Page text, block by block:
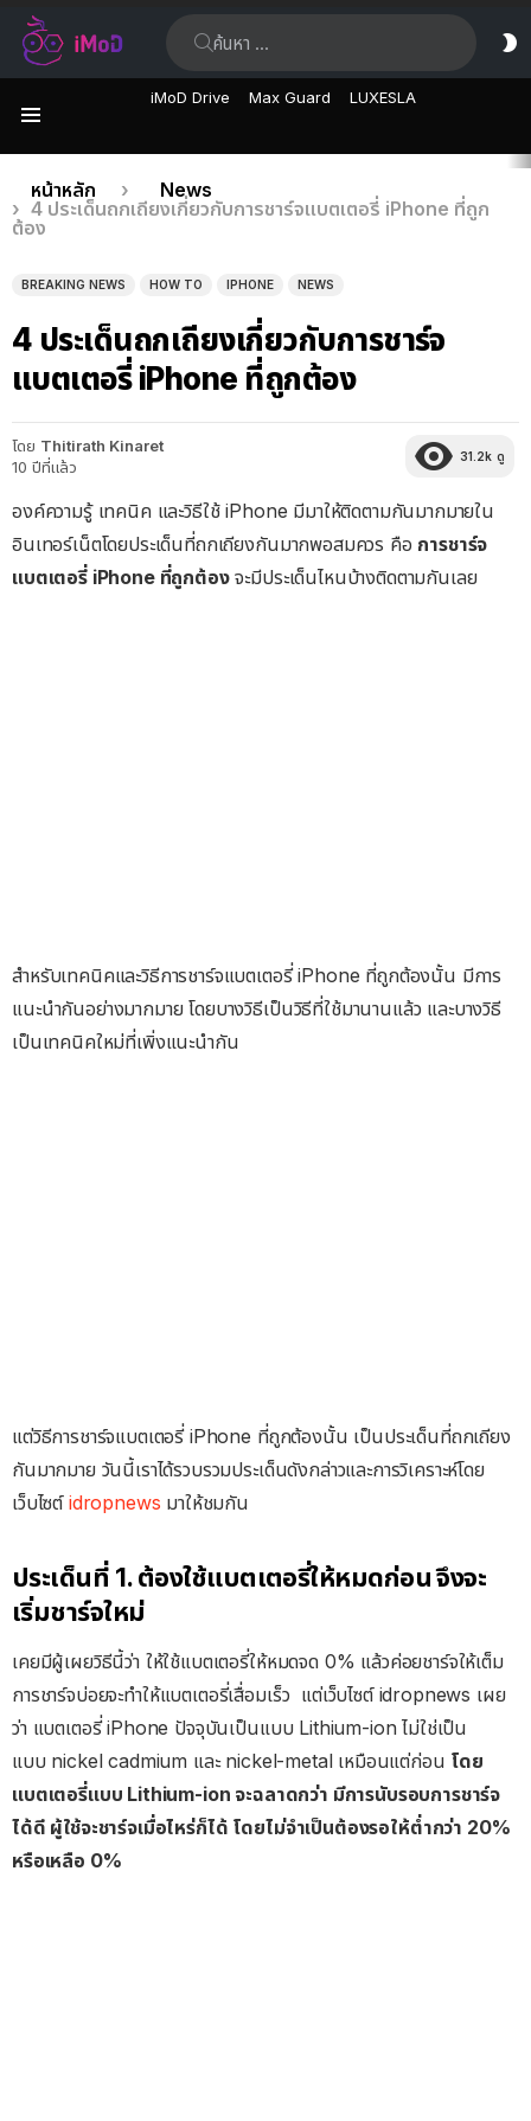
iMoD Drive Max Guard LUXESLA
เรื่อง
ล่าสุด
คุณอยู่ที่นี่:
หน้าหลัก
News
4 ประเด็นถกเถียงเกี่ยวกับการชาร์จแบตเตอรี่ iPhone ที่ถูก
ต้อง
BREAKING NEWS HOW TO IPHONE NEWS
4 ประเด็นถกเถียงเกี่ยวกับการชาร์จ
แบตเตอรี่ iPhone ที่ถูกต้อง
โดย Thitirath Kinaret
10 ปีที่แล้ว
31.2k ดู
องค์ความรู้ เทคนิค และวิธีใช้ iPhone มีมาให้ติดตามกันมากมายใน
อินเทอร์เน็ตโดยประเด็นที่ถกเถียงกันมากพอสมควร คือ การชาร์จ
แบตเตอรี่ iPhone ที่ถูกต้องจะมีประเด็นไหนบ้างติดตามกันเลย
สำหรับเทคนิคและวิธีการชาร์จแบตเตอรี่ iPhone ที่ถูกต้องนั้น มีการ
แนะนำกันอย่างมากมาย โดยบางวิธีเป็นวิธีที่ใช้มานานแล้ว และบางวิธี
เป็นเทคนิคใหม่ที่เพิ่งแนะนำกัน
แต่วิธีการชาร์จแบตเตอรี่ iPhone ที่ถูกต้องนั้น เป็นประเด็นที่ถกเถียง
กันมากมาย วันนี้เราได้รวบรวมประเด็นดังกล่าวและการวิเคราะห์โดย
เว็บไซต์ idropnews มาให้ชมกัน
ประเด็นที่ 1. ต้องใช้แบตเตอรี่ให้หมดก่อน จึงจะ
เริ่มชาร์จใหม่
เคยมีผู้เผยวิธีนี้ว่า ให้ใช้แบตเตอรี่ให้หมดจด 0% แล้วค่อยชาร์จให้เต็ม
การชาร์จบ่อยจะทำให้แบตเตอรี่เสื่อมเร็ว แต่เว็บไซต์ idropnews เผย
ว่า แบตเตอรี่ iPhone ปัจจุบันเป็นแบบ Lithium-ion ไม่ใช่เป็น
แบบ nickel cadmium และ nickel-metal เหมือนแต่ก่อน โดย
แบตเตอรี่แบบ Lithium-ion จะฉลาดกว่า มีการนับรอบการชาร์จ
ได้ดี ผู้ใช้จะชาร์จเมื่อไหร่ก็ได้ โดยไม่จำเป็นต้องรอให้ต่ำกว่า 20%
หรือเหลือ 0%